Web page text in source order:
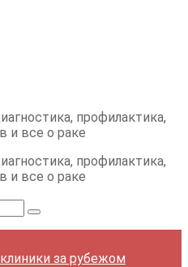
профилактика,
и все о раке
профилактика,
и все о раке
за рубежом